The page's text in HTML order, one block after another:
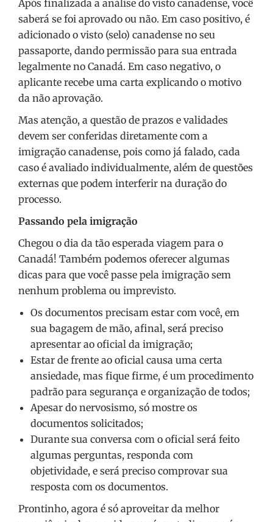
Após finalizada a análise do visto canadense, você
saberá se foi aprovado ou não. Em caso positivo, é
adicionado o visto (selo) canadense no seu
passaporte, dando permissão para sua entrada
legalmente no Canadá. Em caso negativo, o
aplicante recebe uma carta explicando o motivo
da não aprovação.
Mas atenção, a questão de prazos e validades
devem ser conferidas diretamente com a
imigração canadense, pois como já falado, cada
caso é avaliado individualmente, além de questões
externas que podem interferir na duração do
processo.
Passando pela imigração
Chegou o dia da tão esperada viagem para o
Canadá! Também podemos oferecer algumas
dicas para que você passe pela imigração sem
nenhum problema ou imprevisto.
Os documentos precisam estar com você, em
sua bagagem de mão, afinal, será preciso
apresentar ao oficial da imigração;
Estar de frente ao oficial causa uma certa
ansiedade, mas fique firme, é um procedimento
padrão para segurança e organização de todos;
Apesar do nervosismo, só mostre os
documentos solicitados;
Durante sua conversa com o oficial será feito
algumas perguntas, responda com
objetividade, e será preciso comprovar sua
resposta com os documentos.
Prontinho, agora é só aproveitar da melhor